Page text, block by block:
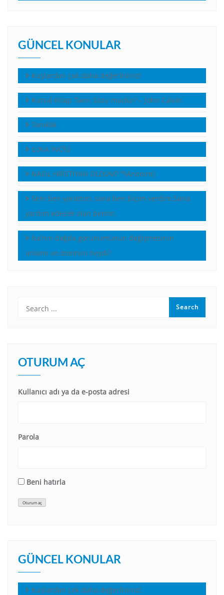
GÜNCEL KONULAR
Kuşlardan çok daha değerlisiniz!
Kutsal Kitap Tanrı Sözü müdür? – John Calvin
Tanıklık
LUKA İNCİLİ
NASIL HRİSTİYAN OLDUM? *(Anonim)
Seni ben yarattım, sana ben biçim verdim.Sana
yardım edecek olan benim.
İsa’nın dağda görünümünün değişmesinin
anlamı ve önemini neydi?
OTURUM AÇ
Kullanıcı adı ya da e-posta adresi
Parola
Beni hatırla
Oturum aç
GÜNCEL KONULAR
Kuşlardan çok daha değerlisiniz!